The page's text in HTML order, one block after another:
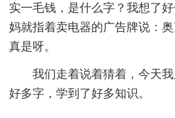
实一毛钱，是什么字？我想了
妈就指着卖电器的广告牌说：
真是呀。
我们走着说着猜着，今天
好多字，学到了好多知识。